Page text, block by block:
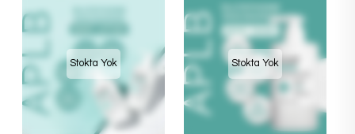
Stokta Yok Stokta Yok